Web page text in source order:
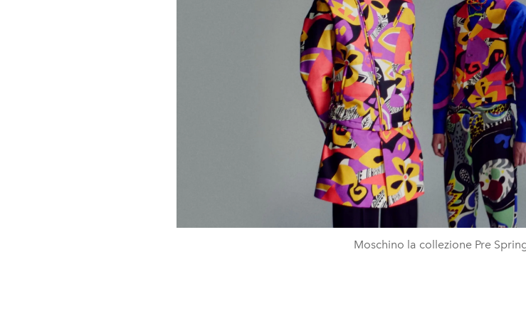
Moschino la collezione Pre